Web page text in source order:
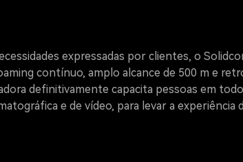
expressadas por clientes, o
contínuo, amplo alcance de 500 m e
definitivamente capacita pessoas em
e de vídeo, para levar a experiência